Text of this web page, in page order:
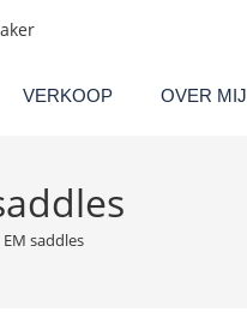
VERKOOP OVER MIJ
EM saddles